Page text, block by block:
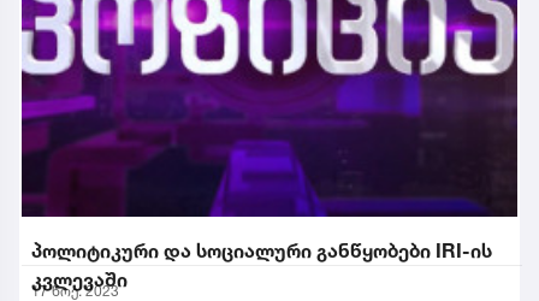
პოლიტიკური და სოციალური განწყობები IRI-ის
კვლევაში
17 ნოე. 2023